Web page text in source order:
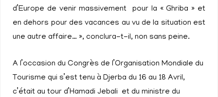
d’Europe de venir massivement pour la « Ghriba » et
en dehors pour des vacances au vu de la situation est
une autre affaire… », conclura-t-il, non sans peine.
A l’occasion du Congrès de l’Organisation Mondiale du
Tourisme qui s’est tenu à Djerba du 16 au 18 Avril,
c’était au tour d’Hamadi Jebali et du ministre du